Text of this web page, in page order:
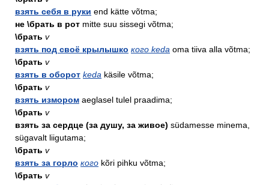
взять себя в руки end kätte võtma;
не \брать в рот mitte suu sissegi võtma;
\брать v
взять под своё крылышко кого keda oma tiiva alla võtma;
\брать v
взять в оборот keda käsile võtma;
\брать v
взять измором aeglasel tulel praadima;
\брать v
взять за сердце (за душу, за живое) südamesse minema,
sügavalt liigutama;
\брать v
взять за горло кого kõri pihku võtma;
\брать v